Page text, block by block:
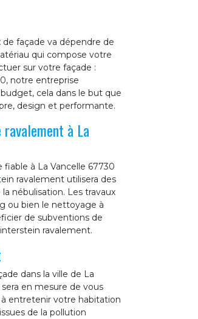
façade va dépendre de
qui compose votre
sur votre façade :
notre entreprise
cela dans le but que
design et performante.
à La
à La Vancelle 67730
ravalement utilisera des
nébulisation. Les travaux
ou bien le nettoyage à
de subventions de
ravalement.
dans la ville de La
en mesure de vous
entretenir votre habitation
de la pollution